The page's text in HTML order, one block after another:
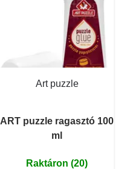
Art puzzle
ART puzzle ragasztó 100
ml
Raktáron (20)